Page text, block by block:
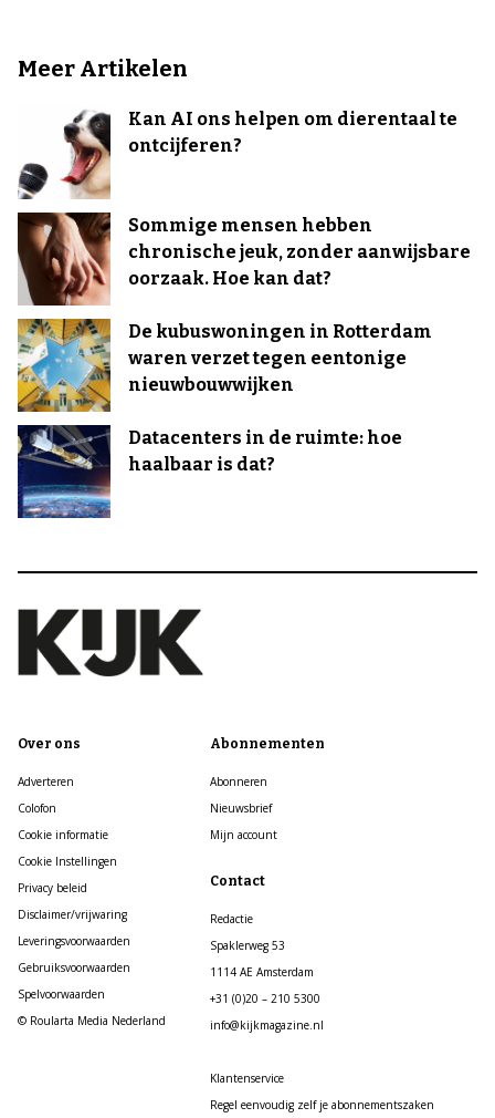
Meer Artikelen
Kan AI ons helpen om dierentaal te
ontcijferen?
Sommige mensen hebben
chronische jeuk, zonder aanwijsbare
oorzaak. Hoe kan dat?
De kubuswoningen in Rotterdam
waren verzet tegen eentonige
nieuwbouwwijken
Datacenters in de ruimte: hoe
haalbaar is dat?
Over ons
Adverteren
Colofon
Cookie informatie
Cookie Instellingen
Privacy beleid
Disclaimer/vrijwaring
Leveringsvoorwaarden
Gebruiksvoorwaarden
Spelvoorwaarden
© Roularta Media Nederland
Abonnementen
Abonneren
Nieuwsbrief
Mijn account
Contact
Redactie
Spaklerweg 53
1114 AE Amsterdam
+31 (0)20 – 210 5300
info@kijkmagazine.nl
Klantenservice
Regel eenvoudig zelf je abonnementszaken